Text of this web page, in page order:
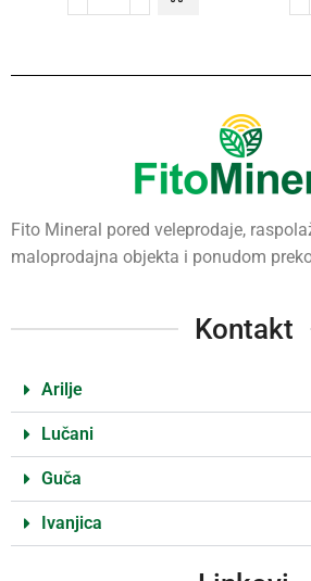
Fito Mineral pored veleprodaje,
maloprodajna objekta i ponudom
Kontakt
Arilje
Lučani
Guča
Ivanjica